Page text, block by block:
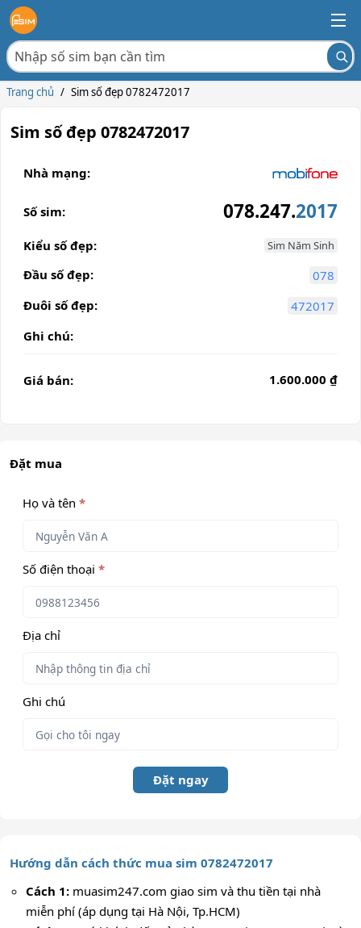
Trang chủ / Sim số đẹp 0782472017
Sim số đẹp 0782472017
Nhà mạng:
Số sim: 078.247.2017
Kiểu số đẹp: Sim Năm Sinh
Đầu số đẹp:
078
Đuôi số đẹp:
472017
Ghi chú:
Giá bán: 1.600.000 ₫
Đặt mua
Họ và tên *
Số điện thoại *
Địa chỉ
Ghi chú
Đặt ngay
Hướng dẫn cách thức mua sim 0782472017
Cách 1: muasim247.com giao sim và thu tiền tại nhà
miễn phí (áp dụng tại Hà Nội, Tp.HCM)